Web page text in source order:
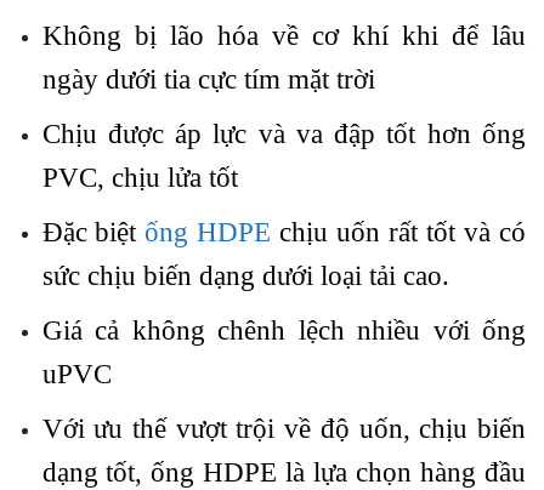
Không bị lão hóa về cơ khí khi để lâu
ngày dưới tia cực tím mặt trời
Chịu được áp lực và va đập tốt hơn ống
PVC, chịu lửa tốt
Đặc biệtống HDPE chịu uốn rất tốt và có
sức chịu biến dạng dưới loại tải cao.
Giá cả không chênh lệch nhiều với ống
uPVC
Với ưu thế vượt trội về độ uốn, chịu biến
dạng tốt, ống HDPE là lựa chọn hàng đầu